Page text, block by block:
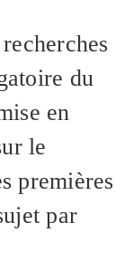
du
en
le
premières
par